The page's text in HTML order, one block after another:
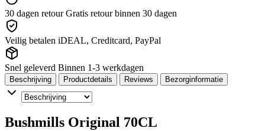
30 dagen retour Gratis retour binnen 30 dagen
Veilig betalen iDEAL, Creditcard, PayPal
Snel geleverd Binnen 1-3 werkdagen
Beschrijving Productdetails Reviews Bezorginformatie
Bushmills Original 70CL